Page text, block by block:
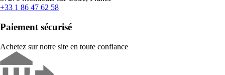
+33 1 86 47 62 58
Paiement sécurisé
Achetez sur notre site en toute confiance